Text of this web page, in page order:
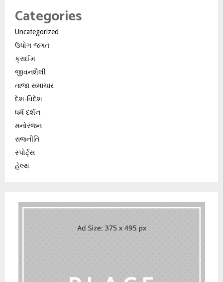
Categories
Uncategorized
ઉધોગ જગત
ક્રાઈમ
જીવનશૈલી
તાજા સમાચાર
દેશ-વિદેશ
ધર્મ દર્શન
મનોરંજન
રાજનીતિ
સ્પોર્ટ્સ
હેલ્થ